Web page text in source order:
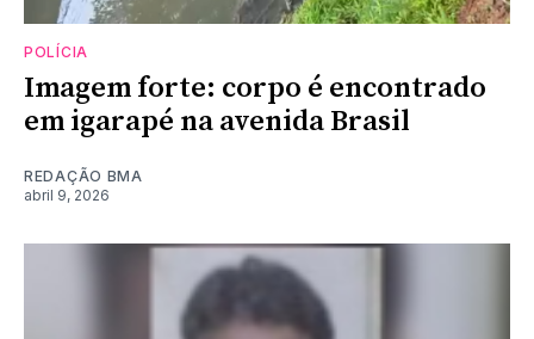
POLÍCIA
Imagem forte: corpo é encontrado
em igarapé na avenida Brasil
REDAÇÃO BMA
abril 9, 2026